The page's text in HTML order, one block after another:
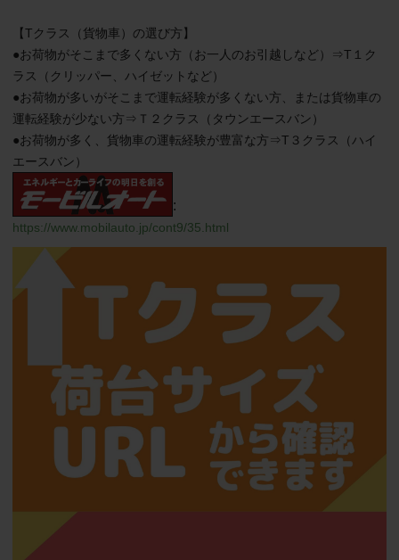
【Tクラス（貨物車）の選び方】
●お荷物がそこまで多くない方（お一人のお引越しなど）⇒T１ク
ラス（クリッパー、ハイゼットなど）
●お荷物が多いがそこまで運転経験が多くない方、または貨物車の
運転経験が少ない方⇒Ｔ２クラス（タウンエースバン）
●お荷物が多く、貨物車の運転経験が豊富な方⇒T３クラス（ハイ
エースバン）
:
https://www.mobilauto.jp/cont9/35.html